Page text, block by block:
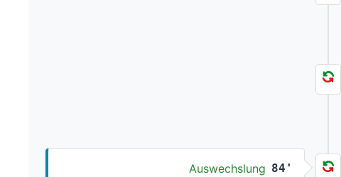
Auswechslung 84'